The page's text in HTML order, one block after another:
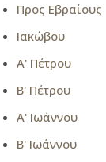
Προς Εβραίους
Ιακώβου
Α' Πέτρου
Β' Πέτρου
Α' Ιωάννου
Β' Ιωάννου